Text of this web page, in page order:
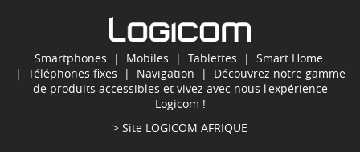
Smartphones | Mobiles | Tablettes | Smart Home
| Téléphones fixes | Navigation | Découvrez notre gamme
de produits accessibles et vivez avec nous l'expérience
Logicom !
> Site LOGICOM AFRIQUE